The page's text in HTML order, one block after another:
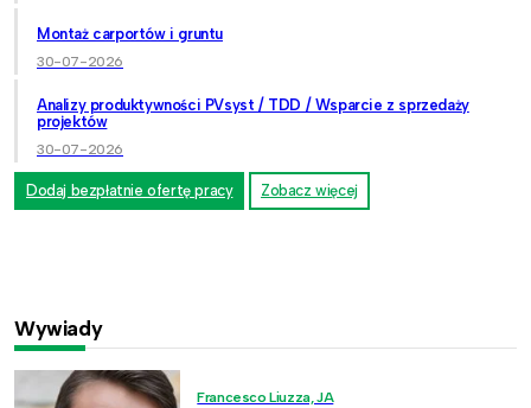
Montaż carportów i gruntu
30-07-2026
Analizy produktywności PVsyst / TDD / Wsparcie z sprzedaży
projektów
30-07-2026
Dodaj bezpłatnie ofertę pracy Zobacz więcej
Wywiady
Francesco Liuzza, JA